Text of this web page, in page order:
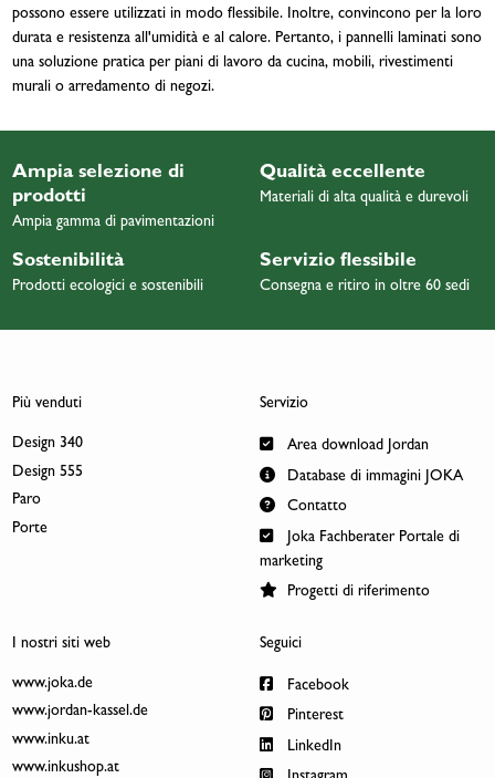
possono essere utilizzati in modo flessibile. Inoltre, convincono per la loro
durata e resistenza all'umidità e al calore. Pertanto, i pannelli laminati sono
una soluzione pratica per piani di lavoro da cucina, mobili, rivestimenti
murali o arredamento di negozi.
Ampia selezione di
prodotti
Ampia gamma di pavimentazioni
Qualità eccellente
Materiali di alta qualità e durevoli
Sostenibilità
Prodotti ecologici e sostenibili
Servizio flessibile
Consegna e ritiro in oltre 60 sedi
Più venduti
Design 340
Design 555
Paro
Porte
Servizio
Area download Jordan
Database di immagini JOKA
Contatto
Joka Fachberater Portale di
marketing
Progetti di riferimento
I nostri siti web
www.joka.de
www.jordan-kassel.de
www.inku.at
www.inkushop.at
Seguici
Facebook
Pinterest
LinkedIn